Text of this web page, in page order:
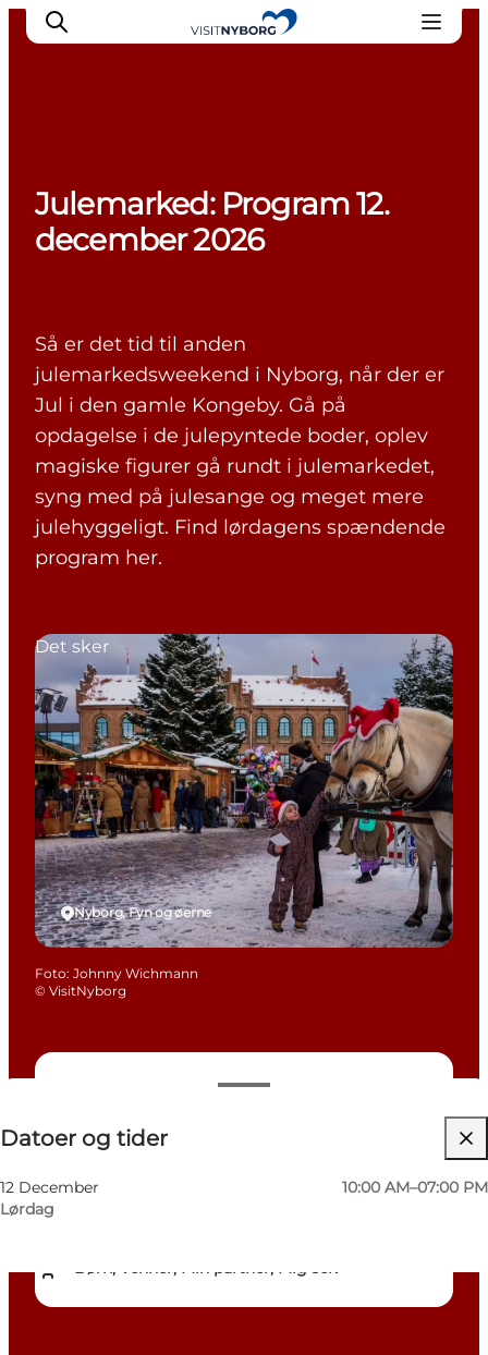
Oplev Nyborg
Outdoor
Det sker i Nyborg
Book & køb
Julemarked: Program 12.
december 2026
Så er det tid til anden
julemarkedsweekend i Nyborg, når der er
Jul i den gamle Kongeby. Gå på
opdagelse i de julepyntede boder, oplev
magiske figurer gå rundt i julemarkedet,
syng med på julesange og meget mere
julehyggeligt. Find lørdagens spændende
program her.
Datoer og tider
12 December
Lørdag
10:00 AM–07:00 PM
Gratis
Besøg hjemmeside
Børn, Venner, Min partner, Mig selv
Nyborg, Fyn og øerne
Det sker
Foto: Johnny Wichmann
© VisitNyborg